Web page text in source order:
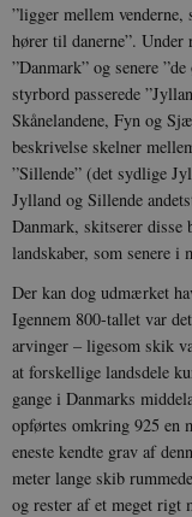
”ligger mellem
hører til danerne”. Under
”Danmark” og senere
styrbord passerede
Skånelandene, Fyn og
beskrivelse skelner
”Sillende” (det sydlige
Jylland og Sillende
Danmark, skitserer disse
landskaber, som senere i
Der kan dog udmærket
Igennem 800-tallet var
arvinger – ligesom skik
at forskellige landsdele
gange i Danmarks
opførtes omkring 925 en
eneste kendte grav af
meter lange skib
og rester af et meget rigt